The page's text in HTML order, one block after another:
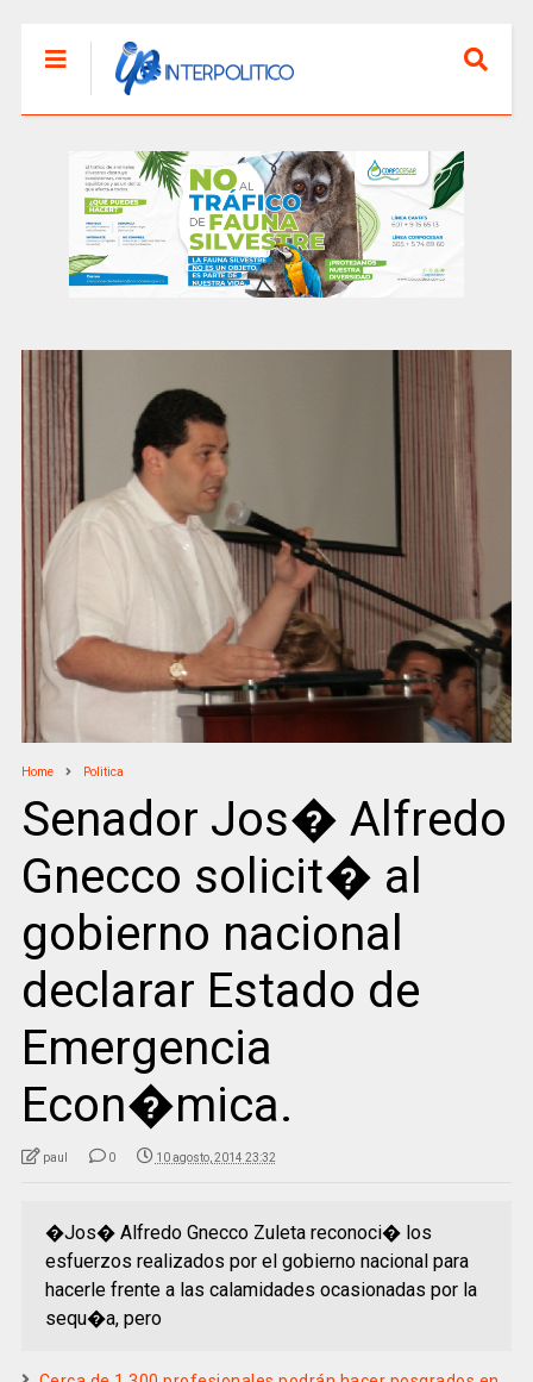
Home Politica
Senador Jos� Alfredo
Gnecco solicit� al
gobierno nacional
declarar Estado de
Emergencia
Econ�mica.
paul 0 10 agosto, 2014 23:32
�Jos� Alfredo Gnecco Zuleta reconoci� los
esfuerzos realizados por el gobierno nacional para
hacerle frente a las calamidades ocasionadas por la
sequ�a, pero